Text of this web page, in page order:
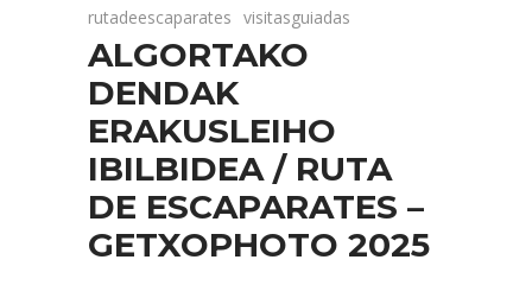
rutadeescaparates visitasguiadas
ALGORTAKO
DENDAK
ERAKUSLEIHO
IBILBIDEA / RUTA
DE ESCAPARATES –
GETXOPHOTO 2025